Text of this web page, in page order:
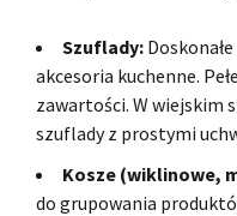
Szuflady:
akcesoria kuchenne.
zawartości. W wiejskim
szuflady z prostymi
Kosze (wiklinowe,
do grupowania